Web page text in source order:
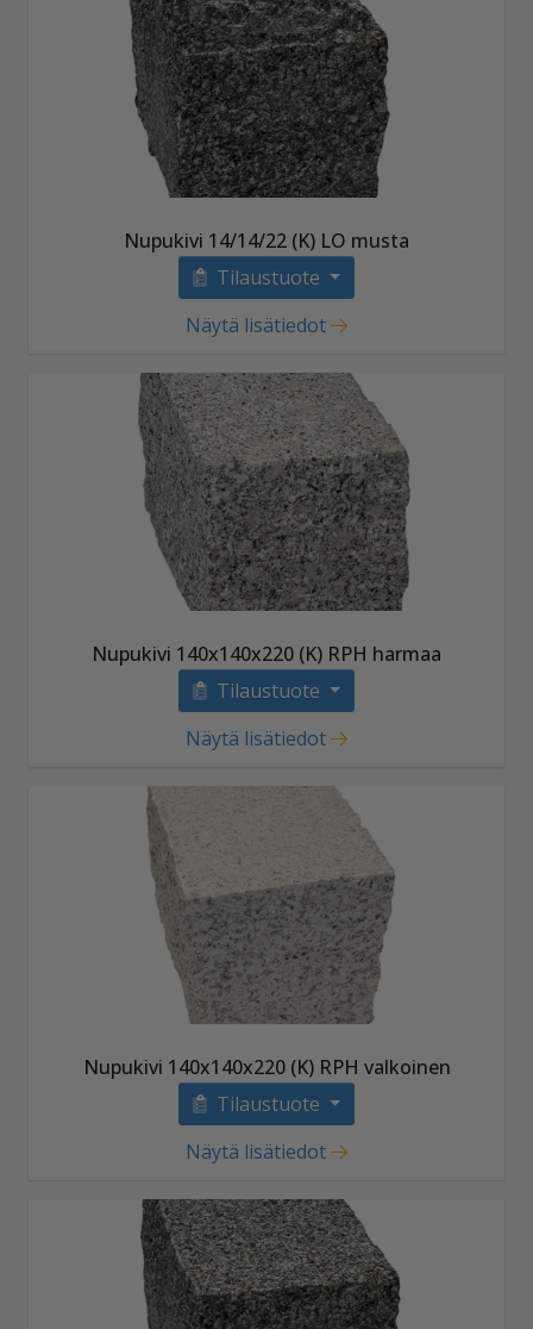
Nupukivi 14/14/22 (K) LO musta
Tilaustuote
Näytä lisätiedot
Nupukivi 140x140x220 (K) RPH harmaa
Tilaustuote
Näytä lisätiedot
Nupukivi 140x140x220 (K) RPH valkoinen
Tilaustuote
Näytä lisätiedot